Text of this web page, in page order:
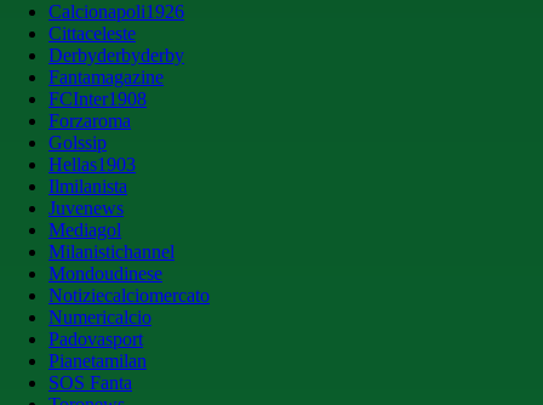
Calcionapoli1926
Cittaceleste
Derbyderbyderby
Fantamagazine
FCInter1908
Forzaroma
Golssip
Hellas1903
Ilmilanista
Juvenews
Mediagol
Milanistichannel
Mondoudinese
Notiziecalciomercato
Numericalcio
Padovasport
Pianetamilan
SOS Fanta